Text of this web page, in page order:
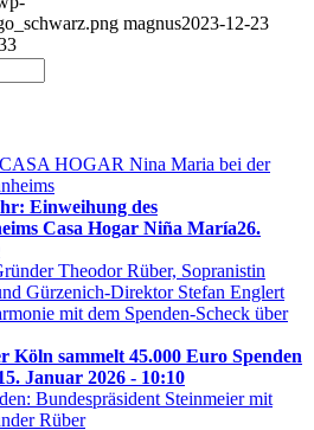
magnus2023-12-23
Einweihung des
Casa Hogar Niña María26.
Köln sammelt 45.000 Euro Spenden
Januar 2026 - 10:10